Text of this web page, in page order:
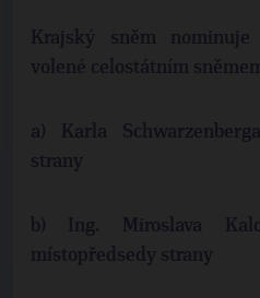
Krajský sněm
volené celostátním
a) Karla
strany
b) Ing. Miroslava
místopředsedy strany